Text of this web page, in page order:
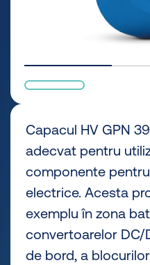
Capacul HV GPN
adecvat pentru
componente
electrice. Acesta
exemplu în zona
convertoarelor DC/
de bord, a